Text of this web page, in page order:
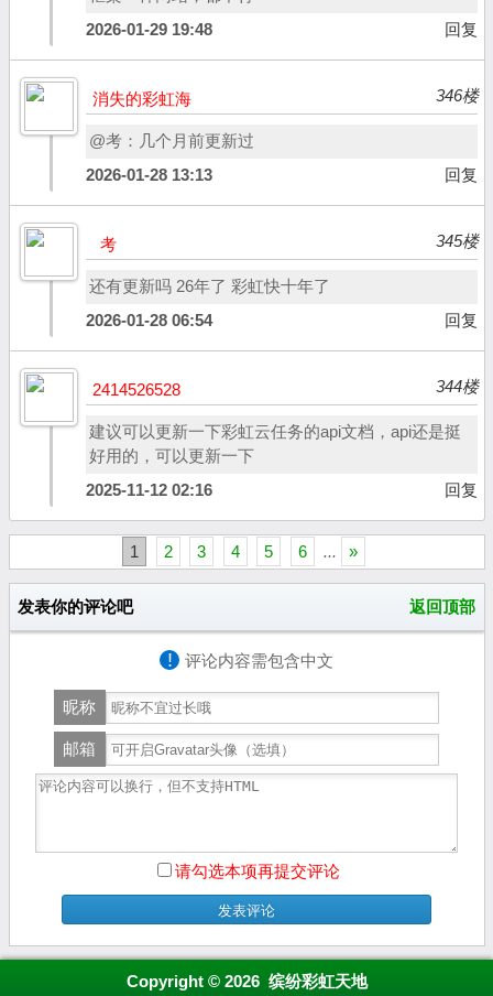
2026-01-29 19:48
回复
消失的彩虹海 346楼
@考：几个月前更新过
2026-01-28 13:13
回复
考 345楼
还有更新吗 26年了 彩虹快十年了
2026-01-28 06:54
回复
2414526528 344楼
建议可以更新一下彩虹云任务的api文档，api还是挺
好用的，可以更新一下
2025-11-12 02:16
回复
1 2 3 4 5 6 ... »
发表你的评论吧 返回顶部
! 评论内容需包含中文
昵称
邮箱
请勾选本项再提交评论
Copyright © 2026 缤纷彩虹天地